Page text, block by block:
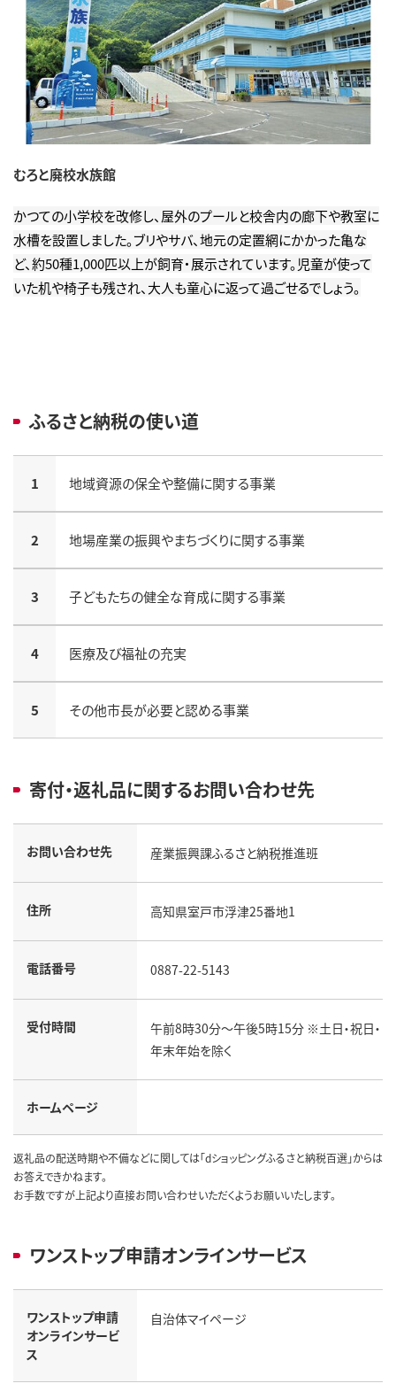
むろと廃校水族館
かつての小学校を改修し、屋外のプールと校舎内の廊下や教室に
水槽を設置しました。ブリやサバ、地元の定置網にかかった亀な
ど、約50種1,000匹以上が飼育・展示されています。児童が使って
いた机や椅子も残され、大人も童心に返って過ごせるでしょう。
ふるさと納税の使い道
1 地域資源の保全や整備に関する事業
2 地場産業の振興やまちづくりに関する事業
3 子どもたちの健全な育成に関する事業
4 医療及び福祉の充実
5 その他市長が必要と認める事業
寄付・返礼品に関するお問い合わせ先
お問い合わせ先 産業振興課ふるさと納税推進班
住所 高知県室戸市浮津25番地1
電話番号 0887-22-5143
受付時間
午前8時30分～午後5時15分 ※土日・祝日・
年末年始を除く
ホームページ
返礼品の配送時期や不備などに関しては「dショッピングふるさと納税百選」からは
お答えできかねます。
お手数ですが上記より直接お問い合わせいただくようお願いいたします。
ワンストップ申請オンラインサービス
ワンストップ申請
オンラインサービ
ス
自治体マイページ